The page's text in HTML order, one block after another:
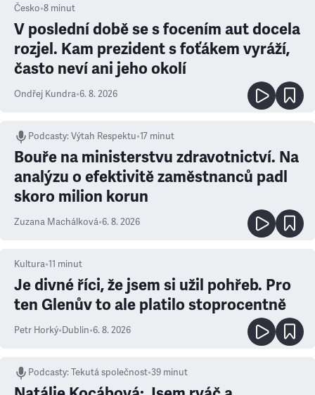
Česko•8 minut
V poslední době se s focením aut docela
rozjel. Kam prezident s foťákem vyráží,
často neví ani jeho okolí
Ondřej Kundra•6. 8. 2026
Podcasty:Výtah Respektu•17 minut
Bouře na ministerstvu zdravotnictví. Na
analýzu o efektivitě zaměstnanců padl
skoro milion korun
Zuzana Machálková•6. 8. 2026
Kultura•11 minut
Je divné říci, že jsem si užil pohřeb. Pro
ten Glenův to ale platilo stoprocentně
Petr Horký•Dublin•6. 8. 2026
Podcasty:Tekutá společnost•39 minut